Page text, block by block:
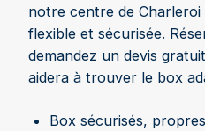
notre centre de
flexible et sécurisée.
demandez un devis
aidera à trouver le box
Box sécurisés,